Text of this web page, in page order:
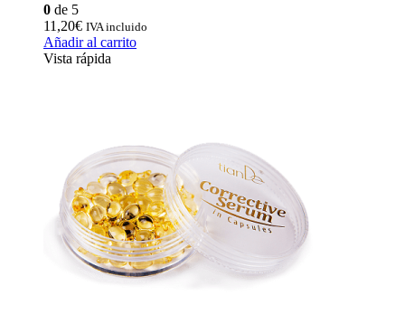
0 de 5
11,20€ IVA incluido
Añadir al carrito
Vista rápida